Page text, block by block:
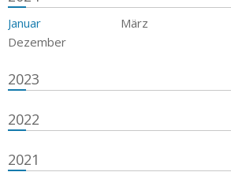
Januar März
Dezember
2023
2022
2021